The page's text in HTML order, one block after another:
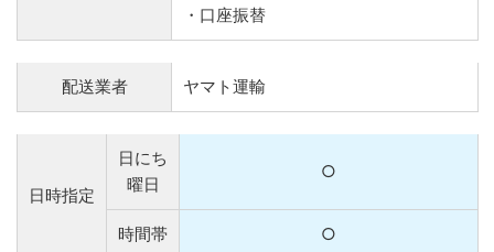
・口座振替
配送業者 ヤマト運輸
日時指定
日にち
曜日
○
時間帯 ○